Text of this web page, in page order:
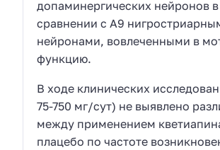
допаминергических нейронов в
сравнении с А9
нейронами, вовлеченными в
функцию.
В ходе клинических
75-750 мг/сут) не выявлено
между применением
плацебо по частоте